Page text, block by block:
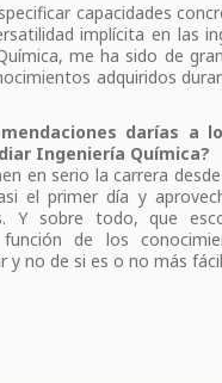
capacidades
implícita en las
me ha sido de
adquiridos
darías a
Ingeniería Química?
en serio la carrera
el primer día y
Y sobre todo, que
de los
y no de si es o no más